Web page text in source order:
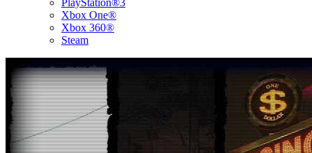
Xbox One®
Xbox 360®
Steam